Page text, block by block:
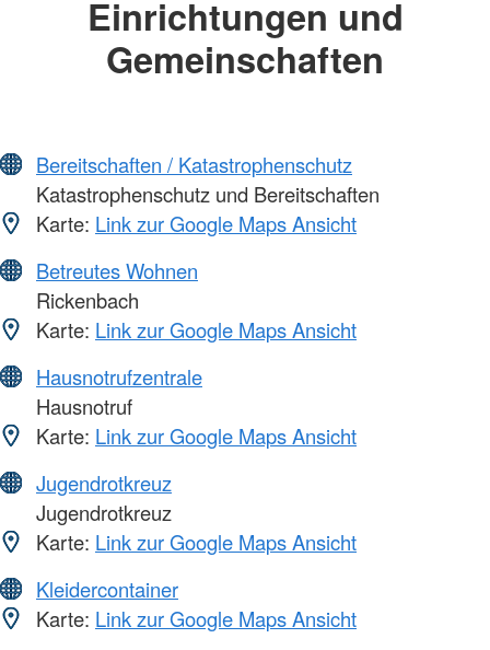
Einrichtungen und
Gemeinschaften
Bereitschaften / Katastrophenschutz
Katastrophenschutz und Bereitschaften
Karte: Link zur Google Maps Ansicht
Betreutes Wohnen
Rickenbach
Karte: Link zur Google Maps Ansicht
Hausnotrufzentrale
Hausnotruf
Karte: Link zur Google Maps Ansicht
Jugendrotkreuz
Jugendrotkreuz
Karte: Link zur Google Maps Ansicht
Kleidercontainer
Karte: Link zur Google Maps Ansicht